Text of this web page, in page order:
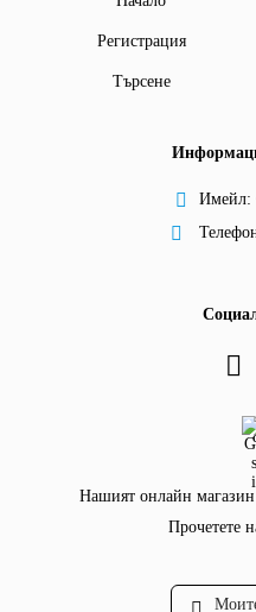
Регистрация
Търсене
Имейл:
Нашият онлайн магазин
Прочетете